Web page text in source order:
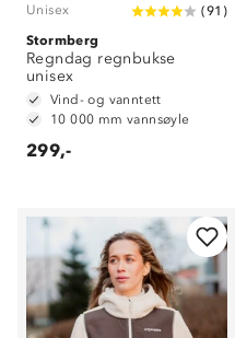
Unisex (91 )
Stormberg
Regndag regnbukse
unisex
Vind- og vanntett
10 000 mm vannsøyle
299,-